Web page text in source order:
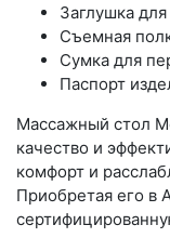
Заглушка
Съемная
Сумка для
Паспорт
Массажный стол
качество и
комфорт и
Приобретая его в